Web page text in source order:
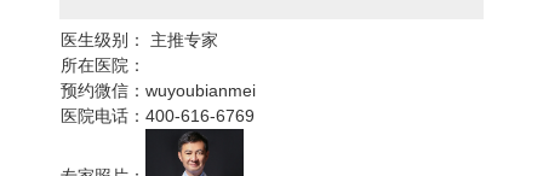
医生级别：
主推专家
所在医院：
预约微信：wuyoubianmei
医院电话：400-616-6769